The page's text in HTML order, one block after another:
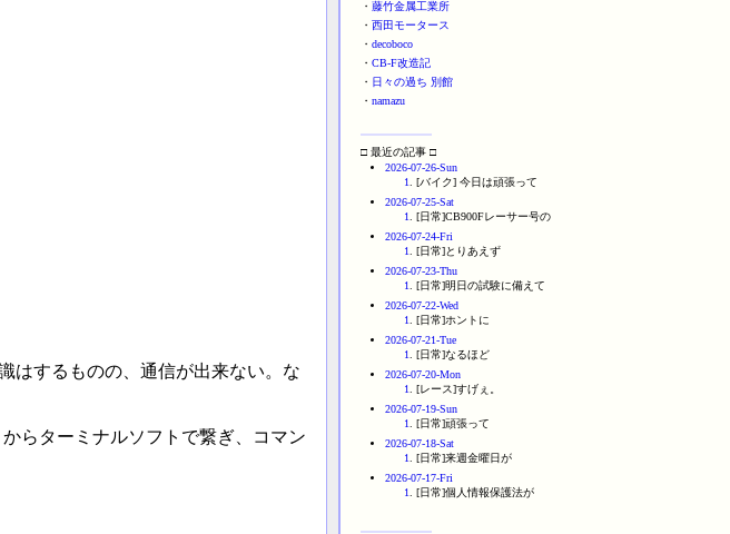
はするものの、通信が出来ない。な
らターミナルソフトで繋ぎ、コマン
・ 藤竹金属工業所
・ 西田モータース
・ decoboco
・ CB-F改造記
・ 日々の過ち 別館
・ namazu
□ 最近の記事 □
2026-07-26-Sun
1. [バイク] 今日は頑張って
2026-07-25-Sat
1. [日常]CB900Fレーサー号の
2026-07-24-Fri
1. [日常]とりあえず
2026-07-23-Thu
1. [日常]明日の試験に備えて
2026-07-22-Wed
1. [日常]ホントに
2026-07-21-Tue
1. [日常]なるほど
2026-07-20-Mon
1. [レース]すげぇ。
2026-07-19-Sun
1. [日常]頑張って
2026-07-18-Sat
1. [日常]来週金曜日が
2026-07-17-Fri
1. [日常]個人情報保護法が